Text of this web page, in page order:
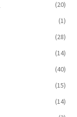
(20)
(1)
(28)
(14)
(40)
(15)
(14)